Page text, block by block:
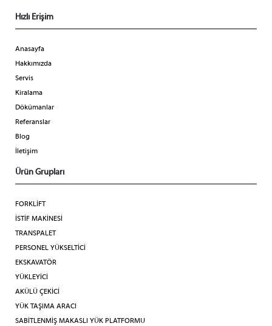
Hızlı Erişim
Anasayfa
Hakkımızda
Servis
Kiralama
Dökümanlar
Referanslar
Blog
İletişim
Ürün Grupları
FORKLİFT
İSTİF MAKİNESİ
TRANSPALET
PERSONEL YÜKSELTİCİ
EKSKAVATÖR
YÜKLEYİCİ
AKÜLÜ ÇEKİCİ
YÜK TAŞIMA ARACI
SABİTLENMİŞ MAKASLI YÜK PLATFORMU